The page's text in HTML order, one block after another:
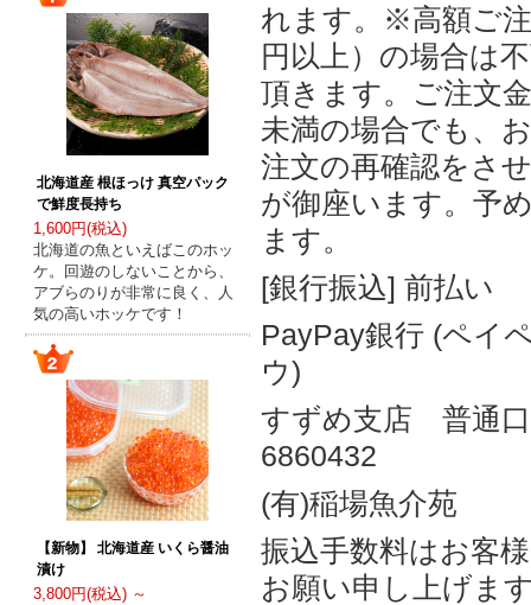
北海道産 根ほっけ 真空パック
で鮮度長持ち
1,600円(税込)
北海道の魚といえばこのホッ
ケ。回遊のしないことから、
アブらのりが非常に良く、人
気の高いホッケです！
【新物】 北海道産 いくら醤油
漬け
3,800円(税込) ～
れます。※高額ご
円以上）の場合は
頂きます。ご注文
未満の場合でも、
注文の再確認をさ
が御座います。予
ます。
[銀行振込] 前払い
PayPay銀行 (ペイ
ウ)
すずめ支店 普通
6860432
(有)稲場魚介苑
振込手数料はお客
お願い申し上げま